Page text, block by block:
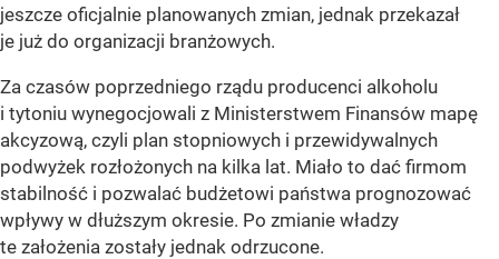
jeszcze oficjalnie planowanych zmian, jednak przekazał
je już do organizacji branżowych.
Za czasów poprzedniego rządu producenci alkoholu
i tytoniu wynegocjowali z Ministerstwem Finansów mapę
akcyzową, czyli plan stopniowych i przewidywalnych
podwyżek rozłożonych na kilka lat. Miało to dać firmom
stabilność i pozwalać budżetowi państwa prognozować
wpływy w dłuższym okresie. Po zmianie władzy
te założenia zostały jednak odrzucone.